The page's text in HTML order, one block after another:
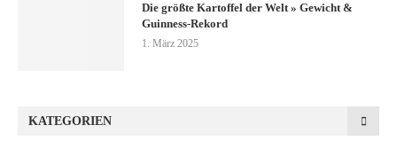
Die größte Kartoffel der Welt » Gewicht &
Guinness-Rekord
1. März 2025
KATEGORIEN